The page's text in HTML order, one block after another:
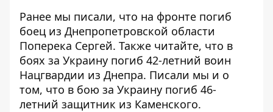
Ранее мы писали, что на фронте погиб
боец из Днепропетровской области
Поперека Сергей. Также читайте, что в
боях за Украину погиб 42-летний воин
Нацгвардии из Днепра. Писали мы и о
том, что в бою за Украину погиб 46-
летний защитник из Каменского.